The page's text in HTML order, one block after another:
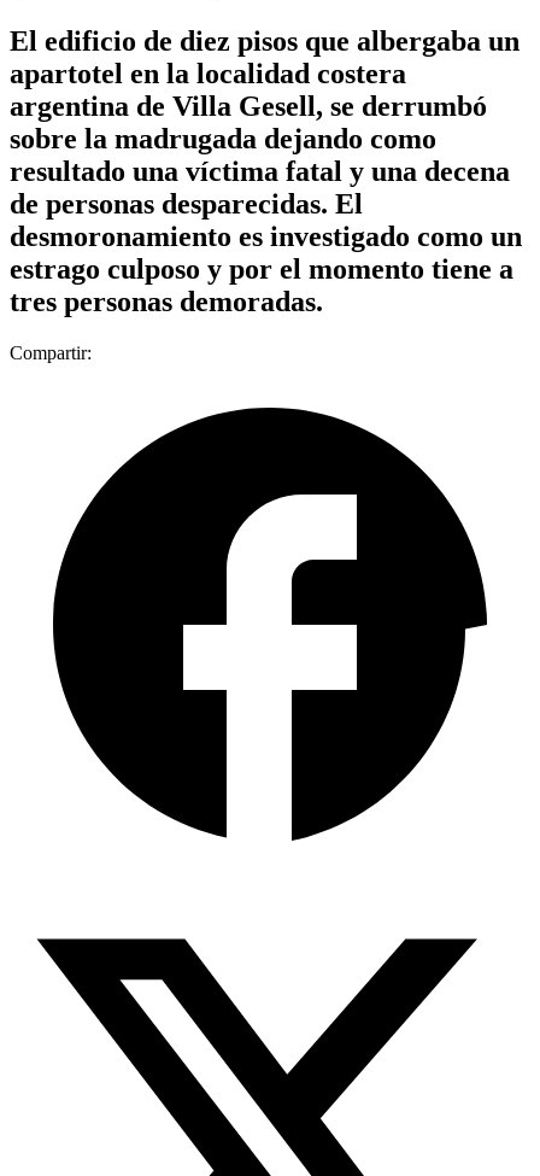
El edificio de diez pisos que albergaba un
apartotel en la localidad costera
argentina de Villa Gesell, se derrumbó
sobre la madrugada dejando como
resultado una víctima fatal y una decena
de personas desparecidas. El
desmoronamiento es investigado como un
estrago culposo y por el momento tiene a
tres personas demoradas.
Compartir: